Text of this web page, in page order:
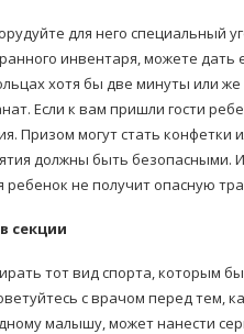
для него специальный
инвентаря, можете дать
хотя бы две минуты или
Если к вам пришли гости
Призом могут стать
должны быть безопасными.
ребенок не получит опасную
секции
тот вид спорта, которым
с врачом перед тем,
малышу, может нанести